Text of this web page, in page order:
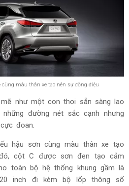
cùng màu thân xe tạo nên sự đồng điệu
như một con thoi sẵn sàng lao
đường nét sắc cạnh nhưng
đoan.
hậu sơn cùng màu thân xe tạo
cột C được sơn đen tạo cảm
toàn bộ hệ thống khung gầm là
inch đi kèm bộ lốp thông số